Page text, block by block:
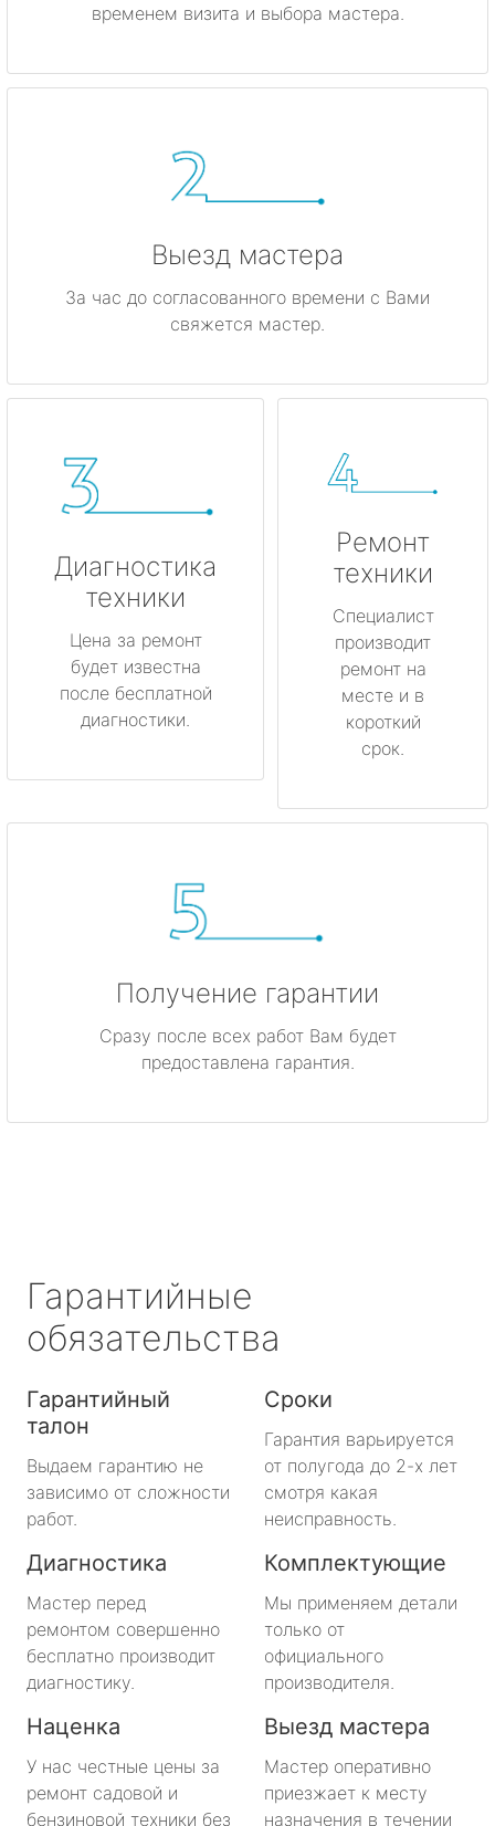
временем визита и выбора мастера.
Выезд мастера
За час до согласованного времени с Вами
свяжется мастер.
Диагностика
техники
Цена за ремонт
будет известна
после бесплатной
диагностики.
Ремонт
техники
Специалист
производит
ремонт на
месте и в
короткий
срок.
Получение гарантии
Сразу после всех работ Вам будет
предоставлена гарантия.
Гарантийные
обязательства
Гарантийный
талон
Выдаем гарантию не
зависимо от сложности
работ.
Сроки
Гарантия варьируется
от полугода до 2-х лет
смотря какая
неисправность.
Диагностика
Мастер перед
ремонтом совершенно
бесплатно производит
диагностику.
Комплектующие
Мы применяем детали
только от
официального
производителя.
Наценка
У нас честные цены за
ремонт садовой и
бензиновой техники без
Выезд мастера
Мастер оперативно
приезжает к месту
назначения в течении